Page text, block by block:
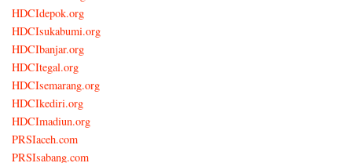
HDCIdepok.org
HDCIsukabumi.org
HDCIbanjar.org
HDCItegal.org
HDCIsemarang.org
HDCIkediri.org
HDCImadiun.org
PRSIaceh.com
PRSIsabang.com